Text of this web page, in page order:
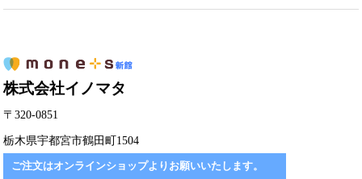
株式会社イノマタ
〒320-0851
栃木県宇都宮市鶴田町1504
ご注文はオンラインショップよりお願いいたします。